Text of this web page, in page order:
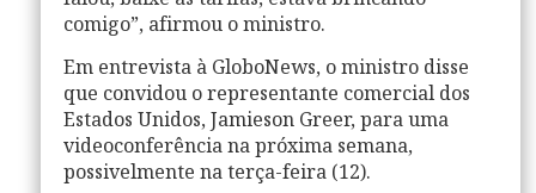
comigo”, afirmou o ministro.
Em entrevista à GloboNews, o ministro disse
que convidou o representante comercial dos
Estados Unidos, Jamieson Greer, para uma
videoconferência na próxima semana,
possivelmente na terça-feira (12).